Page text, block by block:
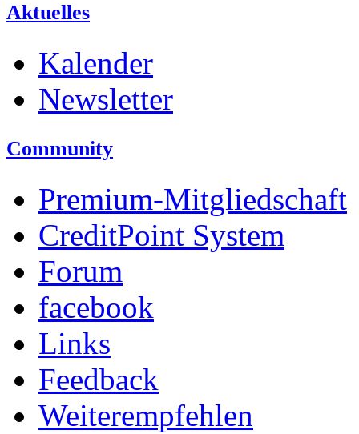
Aktuelles
Kalender
Newsletter
Community
Premium-Mitgliedschaft
CreditPoint System
Forum
facebook
Links
Feedback
Weiterempfehlen